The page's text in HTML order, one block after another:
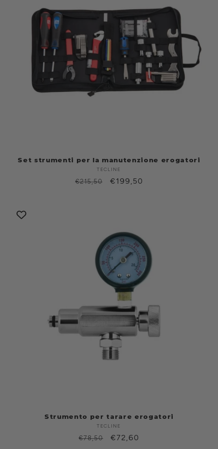
Set strumenti per la manutenzione erogatori
Produttore:
TECLINE
Prezzo
€215,50
Prezzo
€199,50
Strumento per tarare erogatori
Produttore:
TECLINE
Prezzo
€78,50
Prezzo
€72,60